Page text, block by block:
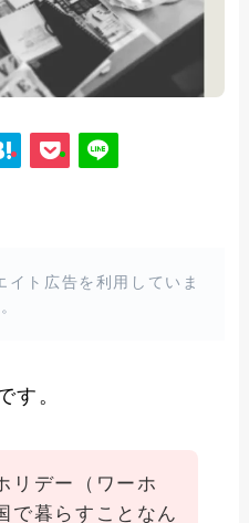
イト広告を利用していま
す。
リデー（ワーホ
で暮らすことなん